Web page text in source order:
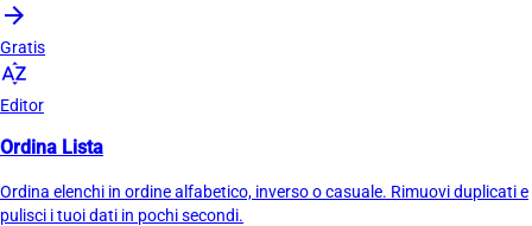
arrow_forward
Gratis
sort_by_alpha
Editor
Ordina Lista
Ordina elenchi in ordine alfabetico, inverso o casuale. Rimuovi duplicati e
pulisci i tuoi dati in pochi secondi.